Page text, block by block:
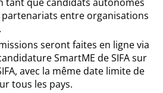
entre organisations
seront faites en ligne via
SmartME de SIFA sur
avec la même date limite de
tous les pays.